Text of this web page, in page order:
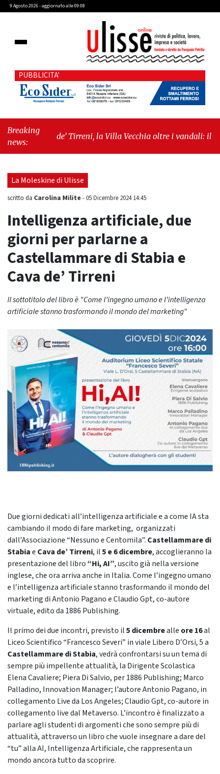
9 Agosto 2026 - aggiornato alle 09:08
PUBBLICITA'
Breaking
news:
"Cava de’ Tirreni, la Villa Vecchia oltre i vandali: il vero
nodo è il senso di comunità"
chiarezza!”"
La Moleskine di Ulisse
scritto da Carolina Milite -05 Dicembre 2024 14:45
Intelligenza artificiale, due
giorni per parlarne a
Castellammare di Stabia e
Cava de’ Tirreni
Il sottotitolo del libro è "Come l’ingegno umano e l’intelligenza
artificiale stanno trasformando il mondo del marketing"
Due giorni dedicati all’intelligenza artificiale e a come IA sta
cambiando il modo di fare marketing, organizzati
dall’Associazione “Nessuno e Centomila”. Castellammare di
Stabiae Cava de’ Tirreni, il5 e 6 dicembre, accoglieranno la
presentazione del libro“Hi, AI”, uscito già nella versione
inglese, che ora arriva anche in Italia. Come l’ingegno umano
e l’intelligenza artificiale stanno trasformando il mondo del
marketing di Antonio Pagano e Claudio Gpt, co-autore
virtuale, edito da 1886 Publishing.
Il primo dei due incontri, previsto il5 dicembrealle ore 16al
Liceo Scientifico “Francesco Severi” in viale Libero D’Orsi, 5 a
Castellammare di Stabia, vedrà confrontarsi su un tema di
sempre più impellente attualità, la Dirigente Scolastica
Elena Cavaliere; Piera Di Salvio, per 1886 Publishing; Marco
Palladino, Innovation Manager; l’autore Antonio Pagano, in
collegamento Live da Los Angeles; Claudio Gpt, co-autore in
collegamento live dal Metaverso. L’incontro è finalizzato a
parlare agli studenti di argomenti che sono sempre più di
attualità, attraverso un libro che vuole insegnare a dare del
“tu” alla AI, Intelligenza Artificiale, che rappresenta un
mondo ancora tutto da scoprire.